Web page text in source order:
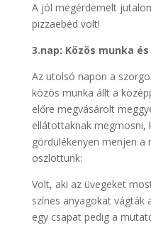
A jól megérdemelt
pizzaebéd volt!
3.nap: Közös munka
Az utolsó napon a
közös munka állt a
előre megvásárolt
ellátottaknak megmosni,
gördülékenyen menjen a
oszlottunk:
Volt, aki az üvegeket
színes anyagokat vágták
egy csapat pedig a